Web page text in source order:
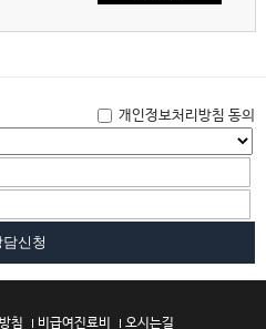
개인정보처리방침 동의
담신청
침 비급여진료비 오시는길